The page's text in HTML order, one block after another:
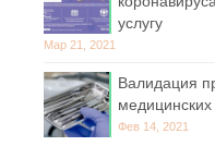
услугу
Мар 21, 2021
Валидация
Фев 14, 2021